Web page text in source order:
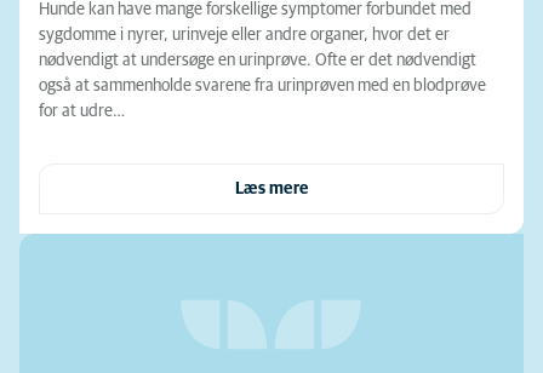
Hunde kan have mange forskellige symptomer forbundet med
sygdomme i nyrer, urinveje eller andre organer, hvor det er
nødvendigt at undersøge en urinprøve. Ofte er det nødvendigt
også at sammenholde svarene fra urinprøven med en blodprøve
for at udre…
Læs mere